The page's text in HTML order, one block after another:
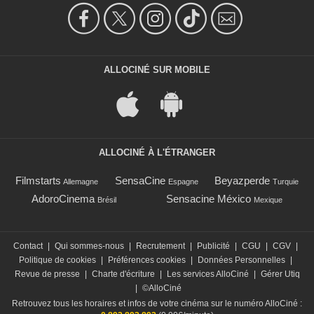
ALLOCINÉ SUR MOBILE
ALLOCINÉ À L'ÉTRANGER
Filmstarts Allemagne SensaCine Espagne Beyazperde Turquie
AdoroCinema Brésil Sensacine México Mexique
Contact Qui sommes-nous Recrutement Publicité CGU CGV
Politique de cookies
Préférences cookies Données Personnelles
Revue de presse
Charte d'écriture Les services AlloCiné
Gérer Utiq
©AlloCiné
Retrouvez tous les horaires et infos de votre cinéma sur le numéro AlloCiné :